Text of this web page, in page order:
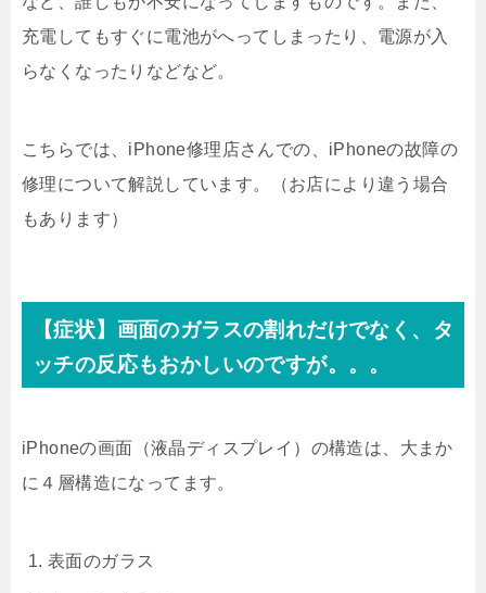
充電してもすぐに電池がへってしまったり、電源が入
らなくなったりなどなど。
こちらでは、iPhone修理店さんでの、iPhoneの故障の
修理について解説しています。（お店により違う場合
もあります）
【症状】画面のガラスの割れだけでなく、タ
ッチの反応もおかしいのですが。。。
iPhoneの画面（液晶ディスプレイ）の構造は、大まか
に４層構造になってます。
表面のガラス